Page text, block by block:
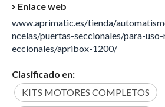
Enlace web
www.aprimatic.es/tienda/
ncelas/puertas-seccionales/para-
eccionales/apribox-1200/
Clasificado en:
KITS MOTORES COMPLETOS